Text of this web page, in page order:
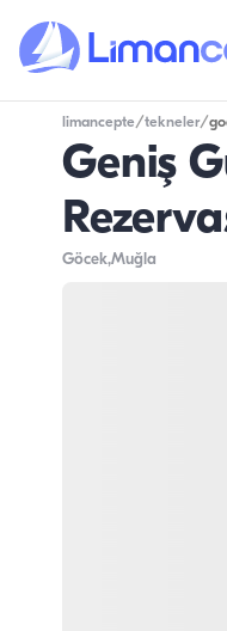
limancepte/tekneler/
Geniş
Göcek,Muğla